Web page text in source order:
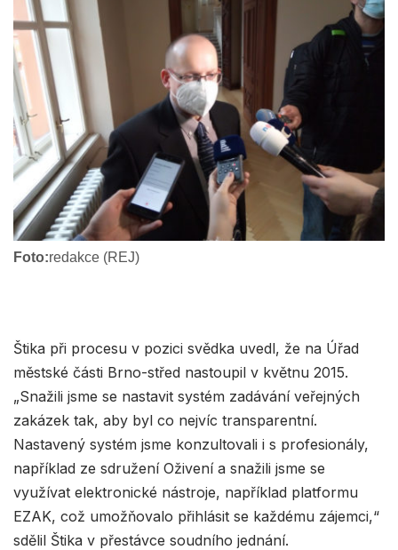
Foto:redakce (REJ)
Štika při procesu v pozici svědka uvedl, že na Úřad
městské části Brno-střed nastoupil v květnu 2015.
„Snažili jsme se nastavit systém zadávání veřejných
zakázek tak, aby byl co nejvíc transparentní.
Nastavený systém jsme konzultovali i s profesionály,
například ze sdružení Oživení a snažili jsme se
využívat elektronické nástroje, například platformu
EZAK, což umožňovalo přihlásit se každému zájemci,“
sdělil Štika v přestávce soudního jednání.